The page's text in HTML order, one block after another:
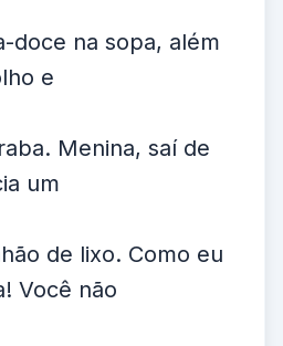
doce na sopa, além
e
Menina, saí de
um
de lixo. Como eu
Você não